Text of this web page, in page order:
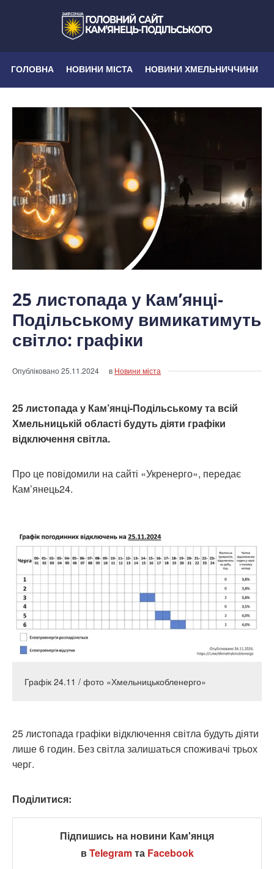
ГОЛОВНА НОВИНИ МІСТА НОВИНИ ХМЕЛЬНИЧЧИНИ
25 листопада у Кам’янці-
Подільському вимикатимуть
світло: графіки
Опубліковано25.11.2024 в Новини міста
25 листопада у Кам’янці-Подільському та всій
Хмельницькій області будуть діяти графіки
відключення світла.
Про це повідомили на сайті «Укренерго», передає
Кам’янець24.
Графік 24.11 / фото «Хмельницькобленерго»
25 листопада графіки відключення світла будуть діяти
лише 6 годин. Без світла залишаться споживачі трьох
черг.
Поділитися:
Підпишись на новини Кам'янця
вTelegramта Facebook